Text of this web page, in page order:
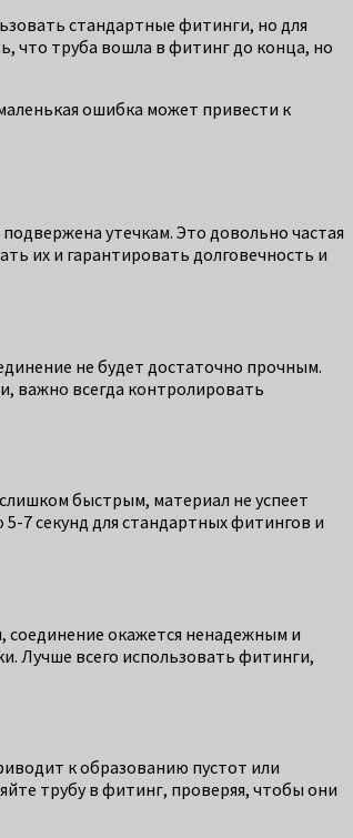
стандартные фитинги, но для
что труба вошла в фитинг до конца, но
ошибка может привести к
утечкам. Это довольно частая
их и гарантировать долговечность и
не будет достаточно прочным.
важно всегда контролировать
быстрым, материал не успеет
7 секунд для стандартных фитингов и
соединение окажется ненадежным и
Лучше всего использовать фитинги,
к образованию пустот или
трубу в фитинг, проверяя, чтобы они